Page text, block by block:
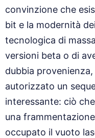
convinzione che
bit e la modernità
tecnologica di
versioni beta o di
dubbia
autorizzato un
interessante: ciò
una
occupato il vuoto